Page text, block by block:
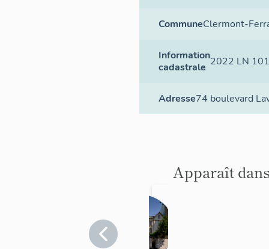
CommuneClermont-
Information
cadastrale 2022 LN 101
Adresse74 boulevard
Apparaît